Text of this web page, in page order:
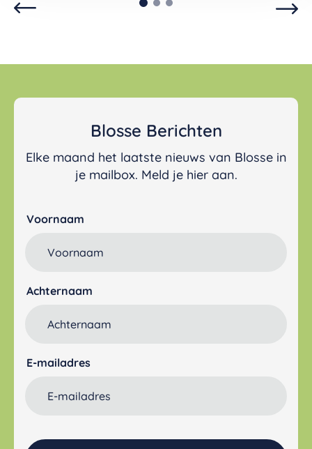
Blosse Berichten
Elke maand het laatste nieuws van Blosse in
je mailbox. Meld je hier aan.
Voornaam
Achternaam
E-mailadres